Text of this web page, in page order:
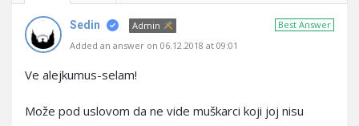
Best Answer
Sedin
Admin
Added an answer on 06.12.2018 at 09:01
Ve alejkumus-selam!
Može pod uslovom da ne vide muškarci koji joj nisu